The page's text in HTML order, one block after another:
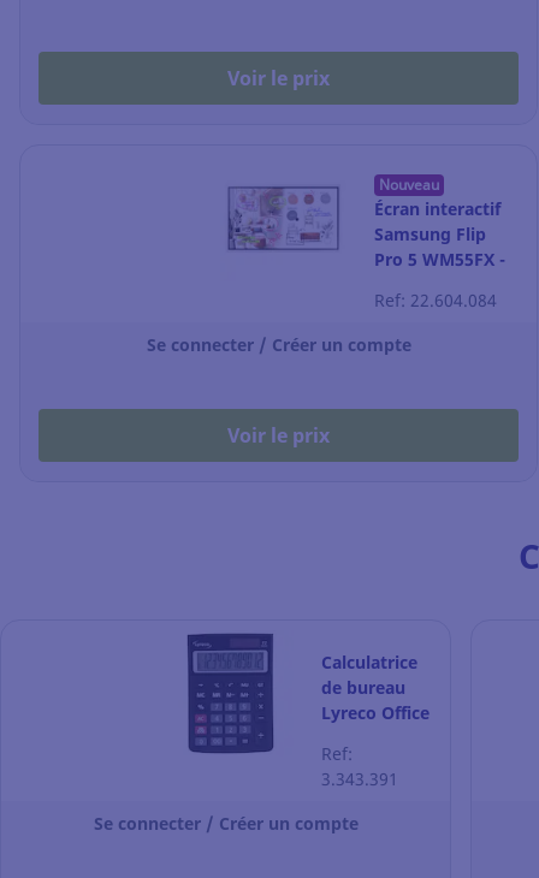
Voir le prix
Nouveau
Écran interactif
Samsung Flip
Pro 5 WM55FX -
Ref: 22.604.084
Se connecter / Créer un compte
Voir le prix
Calculatrice
de bureau
Lyreco Office
chiffres -
noire
Ref:
3.343.391
Se connecter / Créer un compte